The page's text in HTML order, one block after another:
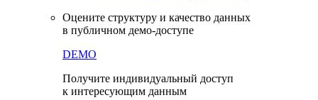
Оцените структуру и качество данных
в публичном демо-доступе
DEMO
Получите индивидуальный доступ
к интересующим данным